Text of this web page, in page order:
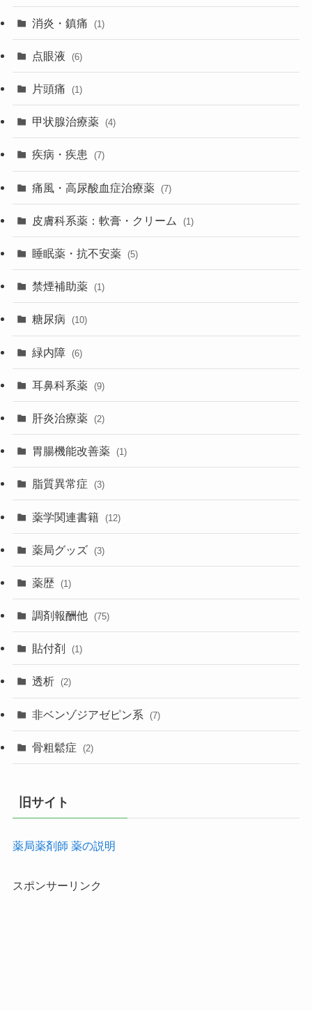
消炎・鎮痛 (1)
点眼液 (6)
片頭痛 (1)
甲状腺治療薬 (4)
疾病・疾患 (7)
痛風・高尿酸血症治療薬 (7)
皮膚科系薬：軟膏・クリーム (1)
睡眠薬・抗不安薬 (5)
禁煙補助薬 (1)
糖尿病 (10)
緑内障 (6)
耳鼻科系薬 (9)
肝炎治療薬 (2)
胃腸機能改善薬 (1)
脂質異常症 (3)
薬学関連書籍 (12)
薬局グッズ (3)
薬歴 (1)
調剤報酬他 (75)
貼付剤 (1)
透析 (2)
非ベンゾジアゼピン系 (7)
骨粗鬆症 (2)
旧サイト
薬局薬剤師 薬の説明
スポンサーリンク